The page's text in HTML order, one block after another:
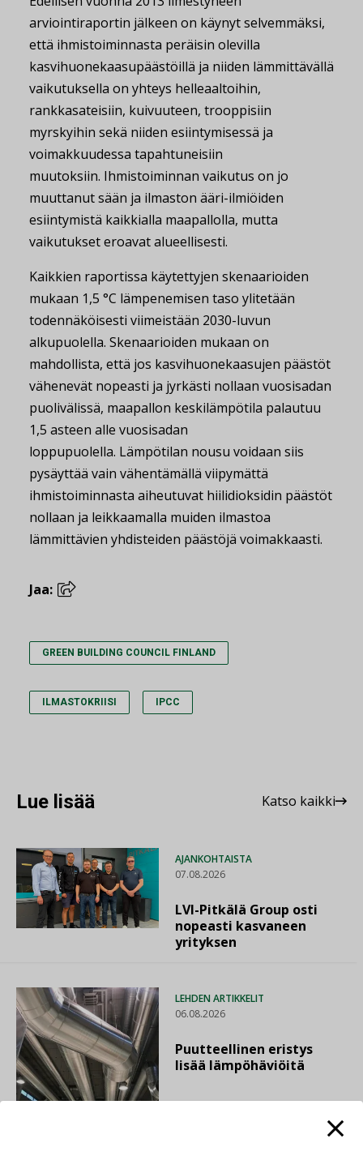
arviointiraportin jälkeen on käynyt selvemmäksi,
että ihmistoiminnasta peräisin olevilla
kasvihuonekaasupäästöillä ja niiden lämmittävällä
vaikutuksella on yhteys helleaaltoihin,
rankkasateisiin, kuivuuteen, trooppisiin
myrskyihin sekä niiden esiintymisessä ja
voimakkuudessa tapahtuneisiin
muutoksiin. Ihmistoiminnan vaikutus on jo
muuttanut sään ja ilmaston ääri-ilmiöiden
esiintymistä kaikkialla maapallolla, mutta
vaikutukset eroavat alueellisesti.
Kaikkien raportissa käytettyjen skenaarioiden
mukaan 1,5 °C lämpenemisen taso ylitetään
todennäköisesti viimeistään 2030-luvun
alkupuolella. Skenaarioiden mukaan on
mahdollista, että jos kasvihuonekaasujen päästöt
vähenevät nopeasti ja jyrkästi nollaan vuosisadan
puolivälissä, maapallon keskilämpötila palautuu
1,5 asteen alle vuosisadan
loppupuolella. Lämpötilan nousu voidaan siis
pysäyttää vain vähentämällä viipymättä
ihmistoiminnasta aiheutuvat hiilidioksidin päästöt
nollaan ja leikkaamalla muiden ilmastoa
lämmittävien yhdisteiden päästöjä voimakkaasti.
Jaa:
GREEN BUILDING COUNCIL FINLAND
ILMASTOKRIISI IPCC
Lue lisää Katso kaikki
AJANKOHTAISTA
07.08.2026
LVI-Pitkälä Group osti
nopeasti kasvaneen
yrityksen
LEHDEN ARTIKKELIT
06.08.2026
Puutteellinen eristys
lisää lämpöhäviöitä